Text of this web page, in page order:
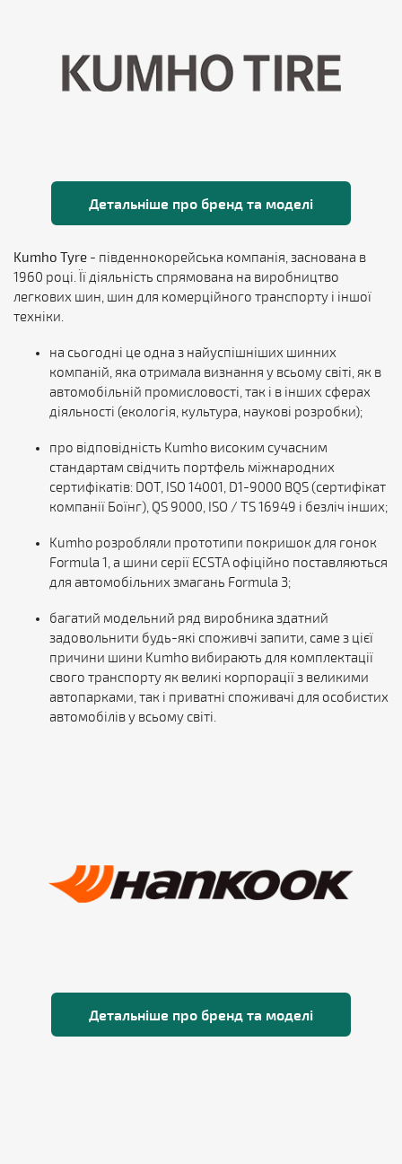
Kumho Tyre - південнокорейська компанія, заснована в
1960 році. Її діяльність спрямована на виробництво
легкових шин, шин для комерційного транспорту і іншої
техніки.
на сьогодні це одна з найуспішніших шинних
компаній, яка отримала визнання у всьому світі, як в
автомобільній промисловості, так і в інших сферах
діяльності (екологія, культура, наукові розробки);
про відповідність Kumho високим сучасним
стандартам свідчить портфель міжнародних
сертифікатів: DOT, ISO 14001, D1-9000 BQS (сертифікат
компанії Боїнг), QS 9000, ISO / TS 16949 і безліч інших;
Kumho розробляли прототипи покришок для гонок
Formula 1, а шини серії ECSTA офіційно поставляються
для автомобільних змагань Formula 3;
багатий модельний ряд виробника здатний
задовольнити будь-які споживчі запити, саме з цієї
причини шини Kumho вибирають для комплектації
свого транспорту як великі корпорації з великими
автопарками, так і приватні споживачі для особистих
автомобілів у всьому світі.
Детальніше про бренд та моделі
Детальніше про бренд та моделі